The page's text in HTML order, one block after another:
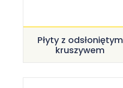
Płyty z odsłoniętym
kruszywem